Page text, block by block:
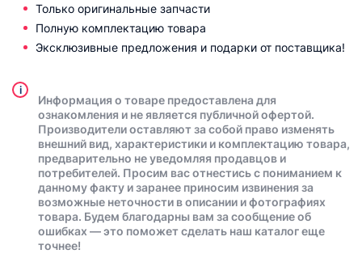
Только оригинальные запчасти
Полную комплектацию товара
Эксклюзивные предложения и подарки от поставщика!
i
Информация о товаре предоставлена для
ознакомления и не является публичной офертой.
Производители оставляют за собой право изменять
внешний вид, характеристики и комплектацию товара,
предварительно не уведомляя продавцов и
потребителей. Просим вас отнестись с пониманием к
данному факту и заранее приносим извинения за
возможные неточности в описании и фотографиях
товара. Будем благодарны вам за сообщение об
ошибках — это поможет сделать наш каталог еще
точнее!